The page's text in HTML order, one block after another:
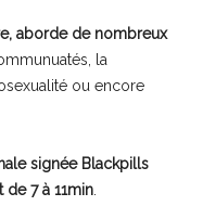
aborde de nombreux
la
ou encore
signée Blackpills
7 à 11min